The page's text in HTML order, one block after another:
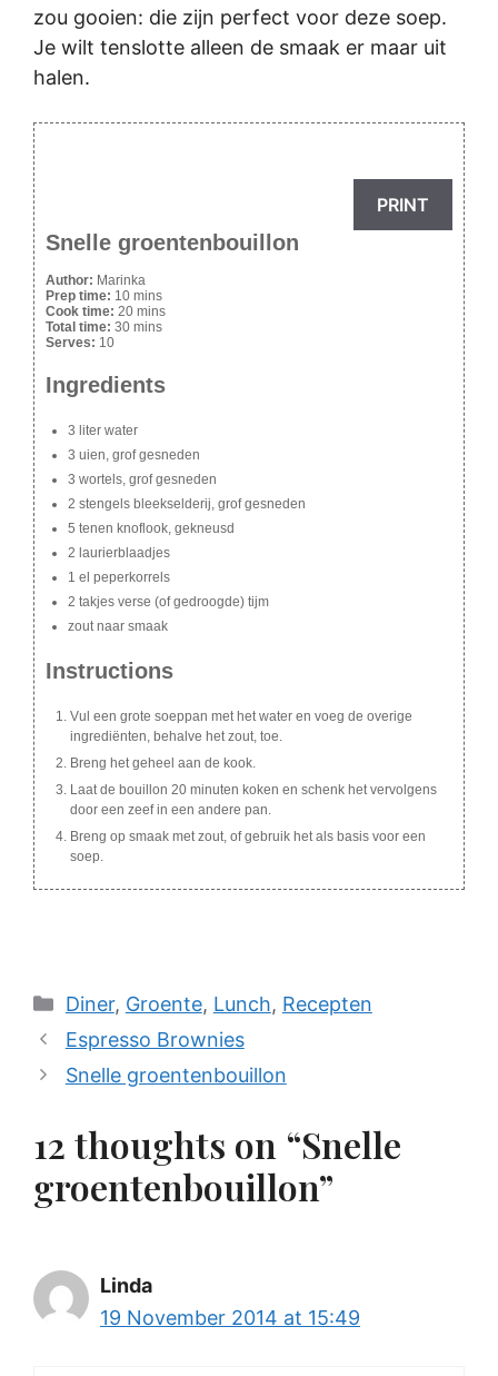
zou gooien: die zijn perfect voor deze soep.
Je wilt tenslotte alleen de smaak er maar uit
halen.
PRINT
Snelle groentenbouillon
Author: Marinka
Prep time: 10 mins
Cook time: 20 mins
Total time: 30 mins
Serves: 10
Ingredients
3 liter water
3 uien, grof gesneden
3 wortels, grof gesneden
2 stengels bleekselderij, grof gesneden
5 tenen knoflook, gekneusd
2 laurierblaadjes
1 el peperkorrels
2 takjes verse (of gedroogde) tijm
zout naar smaak
Instructions
Vul een grote soeppan met het water en voeg de overige
ingrediënten, behalve het zout, toe.
Breng het geheel aan de kook.
Laat de bouillon 20 minuten koken en schenk het vervolgens
door een zeef in een andere pan.
Breng op smaak met zout, of gebruik het als basis voor een
soep.
Categories
Diner, Groente, Lunch, Recepten
Espresso Brownies
Snelle groentenbouillon
12 thoughts on “Snelle
groentenbouillon”
Linda
19 November 2014 at 15:49